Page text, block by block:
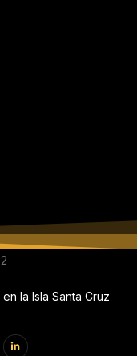
la Isla Santa Cruz